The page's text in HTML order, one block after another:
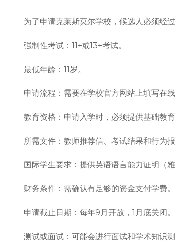
为了申请克莱斯莫尔学校，候选人必须经
强制性考试：11+或13+考试。
最低年龄：11岁。
申请流程：需要在学校官方网站上填写在
教育资格：申请入学时，必须提供基础教
所需文件：教师推荐信、考试结果和行为报
国际学生要求：提供英语语言能力证明（雅
财务条件：需确认有足够的资金支付学费。
申请截止日期：每年9月开放，1月底关闭。
测试或面试：可能会进行面试和学术知识测